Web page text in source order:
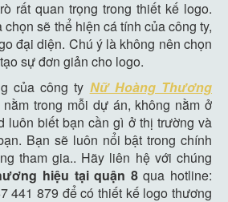
rất quan trọng trong thiết kế logo.
sẽ thể hiện cá tính của công ty,
đại diện. Chú ý là không nên chọn
sự đơn giản cho logo.
của công ty Nữ Hoàng Thương
nằm trong mỗi dự án, không nằm ở
luôn biết bạn cần gì ở thị trường và
Bạn sẽ luôn nổi bật trong chính
tham gia.. Hãy liên hệ với chúng
hiệu tại quận 8qua hotline:
441 879 để có thiết kế logo thương